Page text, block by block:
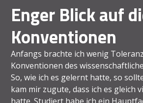
Enger Blick auf
Konventionen
Anfangs brachte ich wenig
Konventionen des
So, wie ich es gelernt hatte, so
kam mir zugute, dass ich es gleich